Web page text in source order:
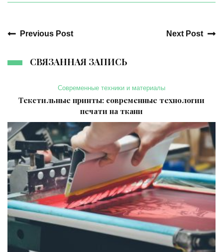
Previous Post Next Post
СВЯЗАННАЯ ЗАПИСЬ
Современные техники и материалы
Текстильные принты: современные технологии
печати на ткани